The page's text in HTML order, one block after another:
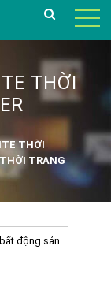
THỜI
THỜI
THỜI TRANG
động sản